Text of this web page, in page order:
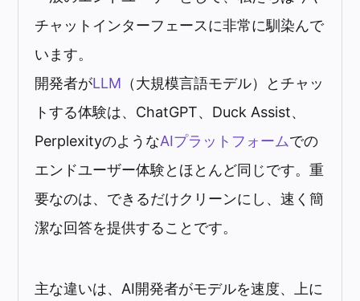
チャットインターフェースに非常に馴染んで
います。
開発者がLLM （大規模言語モデル）とチャッ
トする体験は、ChatGPT、Duck Assist、
PerplexityのようなAIプラットフォームでの
エンドユーザー体験とほとんど同じです。重
要なのは、できるだけクリーンにし、速く簡
潔な回答を提供することです。
主な違いは、AI開発者がモデルを速度、上に